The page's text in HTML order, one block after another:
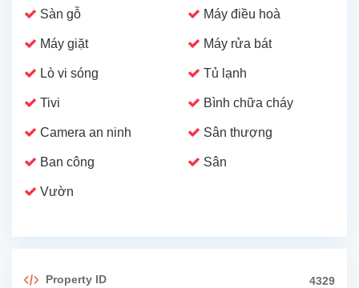
Sàn gỗ Máy điều hoà
Máy giặt Máy rửa bát
Lò vi sóng Tủ lạnh
Tivi Bình chữa cháy
Camera an ninh Sân thượng
Ban công Sân
Vườn
Property ID 4329